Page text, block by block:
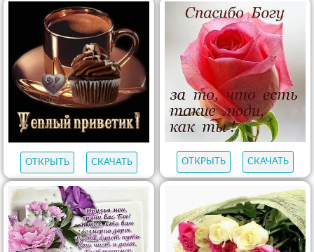
ОТКРЫТЬ СКАЧАТЬ ОТКРЫТЬ СКАЧАТЬ